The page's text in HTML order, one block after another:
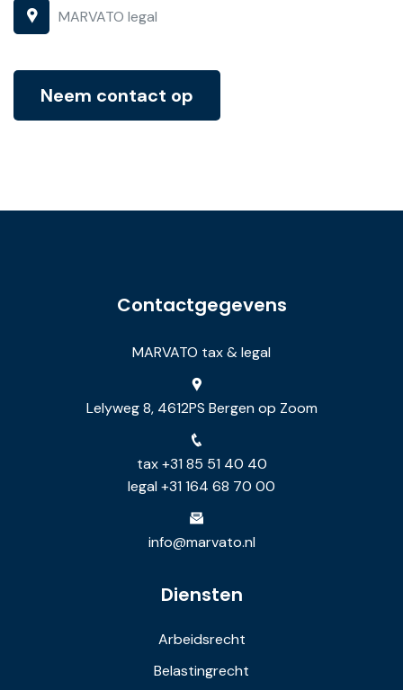
MARVATO legal
Neem contact op
Contactgegevens
MARVATO tax & legal
Lelyweg 8, 4612PS Bergen op Zoom
tax +31 85 51 40 40
legal +31 164 68 70 00
info@marvato.nl
Diensten
Arbeidsrecht
Belastingrecht